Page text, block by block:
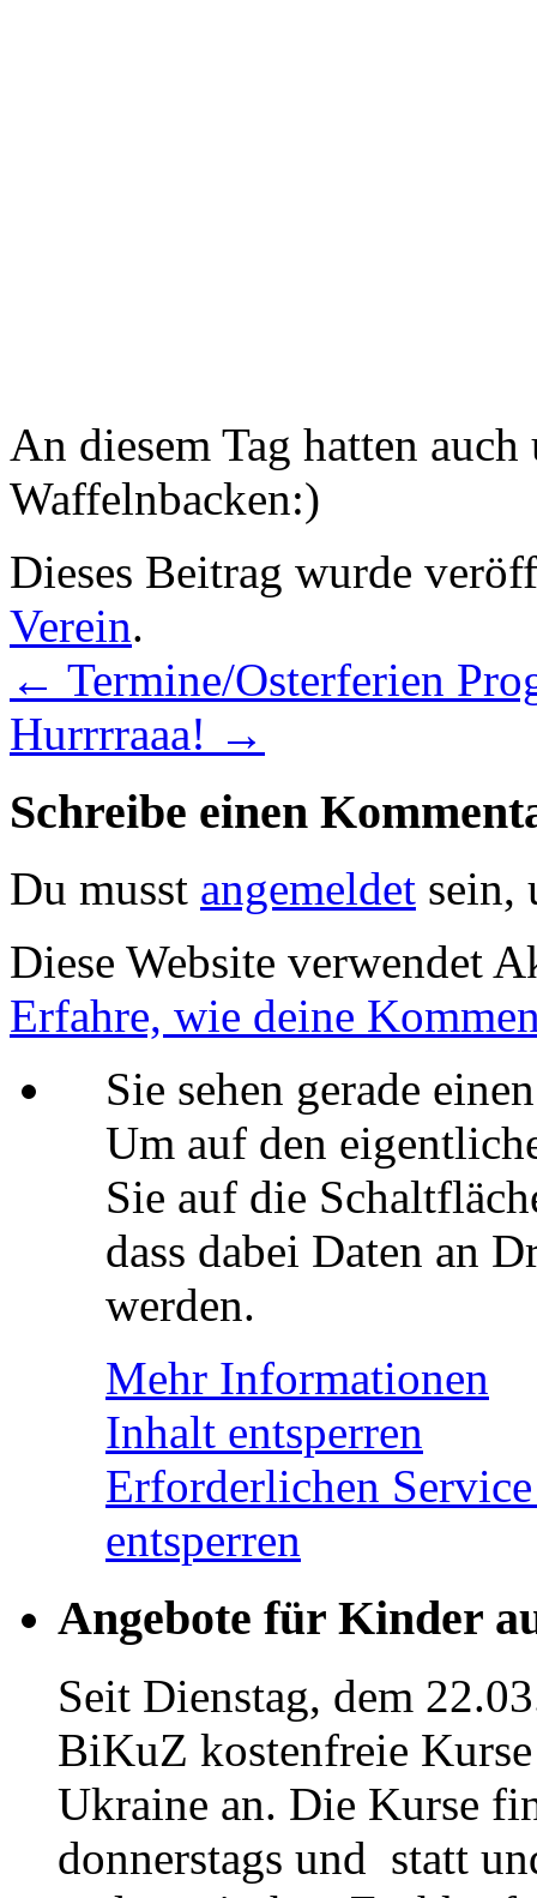
An diesem Tag hatten
Waffelnbacken:)
Dieses Beitrag wurde
Verein.
← Termine/Osterferien
Hurrrraaa! →
Schreibe einen
Du musst angemeldet sein,
Diese Website verwendet
Erfahre, wie deine
Sie sehen gerade
Um auf den
Sie auf die
dass dabei Daten an
werden.
Mehr Informationen
Inhalt entsperren
Erforderlichen
entsperren
Angebote für Kinder
Seit Dienstag, dem
BiKuZ kostenfreie
Ukraine an. Die Kurse
donnerstags und statt